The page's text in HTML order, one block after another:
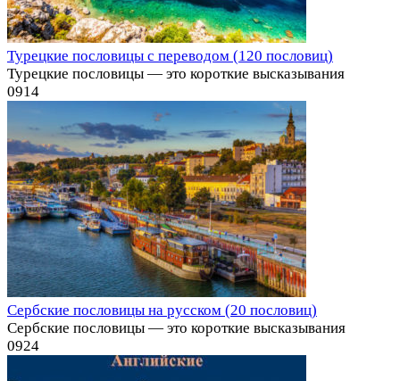
Турецкие пословицы с переводом (120 пословиц)
Турецкие пословицы — это короткие высказывания
0914
Сербские пословицы на русском (20 пословиц)
Сербские пословицы — это короткие высказывания
0924